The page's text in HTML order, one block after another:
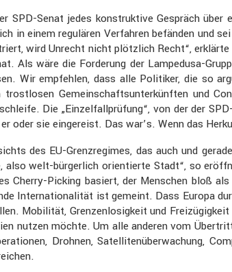
SPD-Senat jedes konstruk­tive Gespräch
in einem regulären Verfahren befänden und
wird Unrecht nicht plötz­lich Recht“,
Als wäre die Forde­rung der Lampe­dusa-
Wir empfehlen, dass alle Politiker, die so
trost­losen Gemein­schafts­un­ter­künften und
Die „Einzel­fall­prü­fung“, von der der
oder sie einge­reist. Das war’s. Wenn das
des EU-Grenz­re­gimes, das auch und
also welt-bürger­lich orien­tierte Stadt“, so
Cherry-Picking basiert, der Menschen bloß
Inter­na­tio­na­lität ist gemeint. Dass Europa
Mobilität, Grenzen­lo­sig­keit und
nutzen möchte. Um alle anderen vom
Drohnen, Satel­li­ten­über­wa­chung,